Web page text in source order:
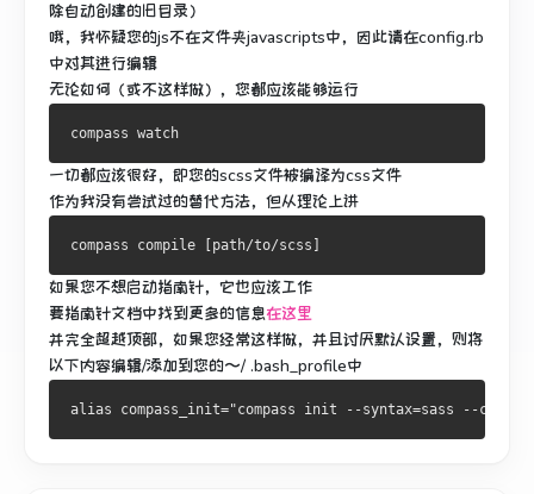
除自动创建的旧目录）
哦，我怀疑您的js不在文件夹javascripts中，因此请在config.rb
中对其进行编辑
无论如何（或不这样做），您都应该能够运行
一切都应该很好，即您的scss文件被编译为css文件
作为我没有尝试过的替代方法，但从理论上讲
如果您不想启动指南针，它也应该工作
要指南针文档中找到更多的信息在这里
并完全超越顶部，如果您经常这样做，并且讨厌默认设置，则将
以下内容编辑/添加到您的〜/ .bash_profile中